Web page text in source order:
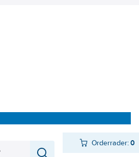
Orderrader:0